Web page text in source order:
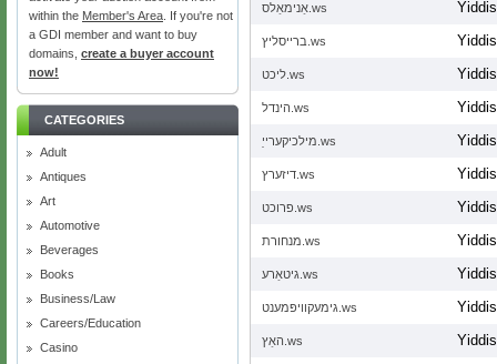
within the Member's Area . If you're not
a GDI member and want to buy
domains, create a buyer account
now!
CATEGORIES
Adult
Antiques
Art
Automotive
Beverages
Books
Business/Law
Careers/Education
Casino
אַנימאַלס.ws
ברייסליץ.ws
ליכט.ws
הינדל.ws
מילכיקערייַ.ws
דיזערץ.ws
פרוכט.ws
מנחורת.ws
גיטאַרע.ws
גימעקוויפּמענט.ws
האַץ.ws